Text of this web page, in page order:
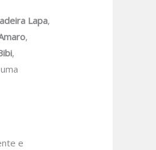
Lapa,
,
,
e